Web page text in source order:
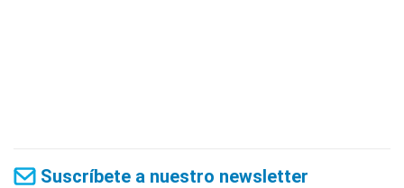
Suscríbete a nuestro newsletter